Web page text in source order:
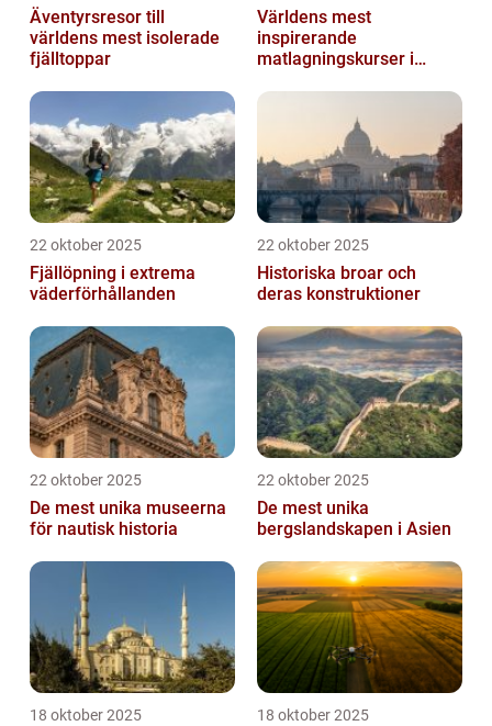
Äventyrsresor till
världens mest isolerade
fjälltoppar
Världens mest
inspirerande
matlagningskurser i
22 oktober 2025
Fjällöpning i extrema
väderförhållanden
22 oktober 2025
Historiska broar och
deras konstruktioner
22 oktober 2025
De mest unika museerna
för nautisk historia
22 oktober 2025
De mest unika
bergslandskapen i Asien
18 oktober 2025 18 oktober 2025